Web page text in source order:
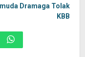
Dramaga Tolak
KBB